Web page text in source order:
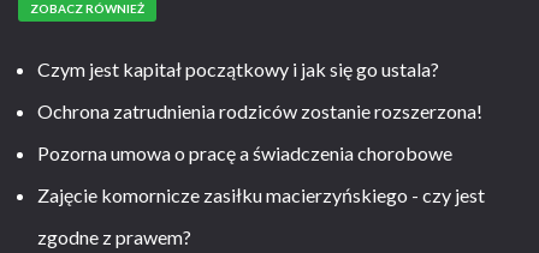
ZOBACZ RÓWNIEŻ
Czym jest kapitał początkowy i jak się go ustala?
Ochrona zatrudnienia rodziców zostanie rozszerzona!
Pozorna umowa o pracę a świadczenia chorobowe
Zajęcie komornicze zasiłku macierzyńskiego - czy jest
zgodne z prawem?